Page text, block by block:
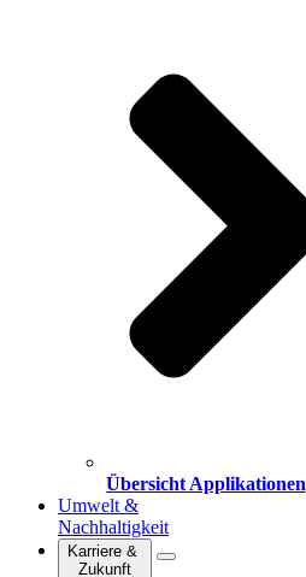
Übersicht Applikationen
Umwelt &
Nachhaltigkeit
Karriere &
Zukunft